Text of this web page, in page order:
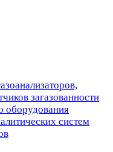
загазованности
оборудования
систем